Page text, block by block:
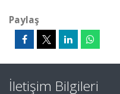
Paylaş
İletişim Bilgileri